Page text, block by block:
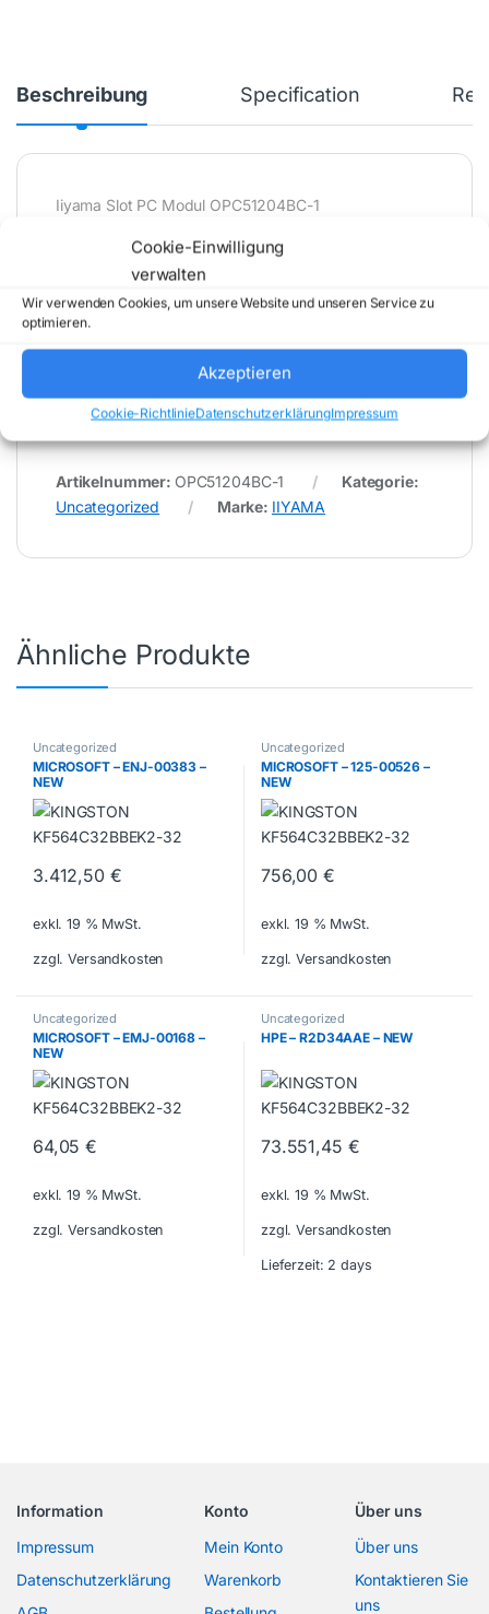
Cookie-Einwilligung
verwalten
Wir verwenden Cookies, um unsere Website und unseren Service zu
optimieren.
Akzeptieren
Cookie-RichtlinieDatenschutzerklärungImpressum
Beschreibung Specification
Iiyama Slot PC Modul OPC51204BC-1
* Für Fehler im Datenblatt übernimmt (buy-net.de)
Comstex GmbH & Co. KG keine Haftung (
202607280000 )
Artikelnummer: OPC51204BC-1
Kategorie:
Uncategorized
Marke: IIYAMA
Ähnliche Produkte
Uncategorized
MICROSOFT – ENJ-00383 –
NEW
3.412,50 €
exkl. 19 % MwSt.
zzgl. Versandkosten
Uncategorized
MICROSOFT – 125-00526 –
NEW
756,00€
exkl. 19 % MwSt.
zzgl. Versandkosten
Uncategorized
MICROSOFT – EMJ-00168 –
NEW
64,05€
exkl. 19 % MwSt.
zzgl. Versandkosten
Uncategorized
HPE – R2D34AAE – NEW
73.551,45 €
exkl. 19 % MwSt.
zzgl. Versandkosten
Lieferzeit: 2 days
Information
Impressum
Datenschutzerklärung
Konto
Mein Konto
Warenkorb
Über uns
Über uns
Kontaktieren Sie
uns